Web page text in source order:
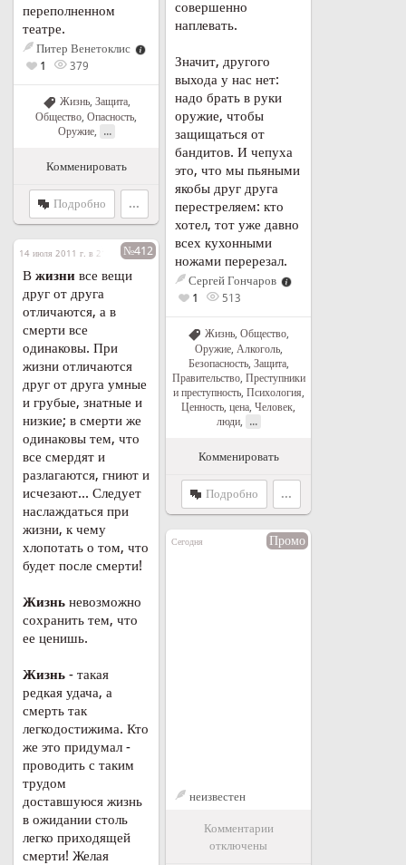
совершенно
наплевать.
Значит, другого
выхода у нас нет:
надо брать в руки
оружие, чтобы
защищаться от
бандитов. И чепуха
это, что мы пьяными
якобы друг друга
перестреляем: кто
хотел, тот уже давно
всех кухонными
ножами перерезал.
Сергей Гончаров
1
513
Жизнь, Общество,
Оружие, Алкоголь,
Безопасность, Защита,
Правительство, Преступники
и преступность, Психология
Ценность, цена Человек,
люди, ...
Комменировать
Подробно ...
переполненном
театре.
Питер Венетоклис
1
379
Жизнь, Защита,
Общество Опасность
Оружие, ...
Комменировать
Подробно ...
14 июля 2011 г. в 21:05 №412
В жизни все вещи
друг от друга
отличаются, а в
смерти все
одинаковы. При
жизни отличаются
друг от друга умные
и грубые, знатные и
низкие; в смерти же
одинаковы тем, что
все смердят и
разлагаются, гниют и
исчезают... Следует
наслаждаться при
жизни, к чему
хлопотать о том, что
будет после смерти!
Жизнь невозможно
сохранить тем, что
ее ценишь.
Жизнь - такая
редкая удача, а
смерть так
легкодостижима. Кто
же это придумал -
проводить с таким
трудом
доставшуюся жизнь
в ожидании столь
легко приходящей
смерти! Желая
Сегодня Промо
неизвестен
Комментарии
отключены